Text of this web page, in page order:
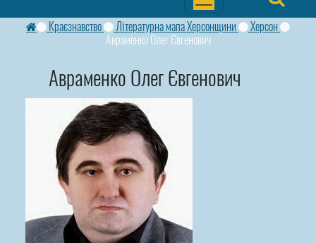
Краєзнавство Літературна мапа Херсонщини
Херсон
Авраменко Олег Євгенович
Авраменко Олег Євгенович